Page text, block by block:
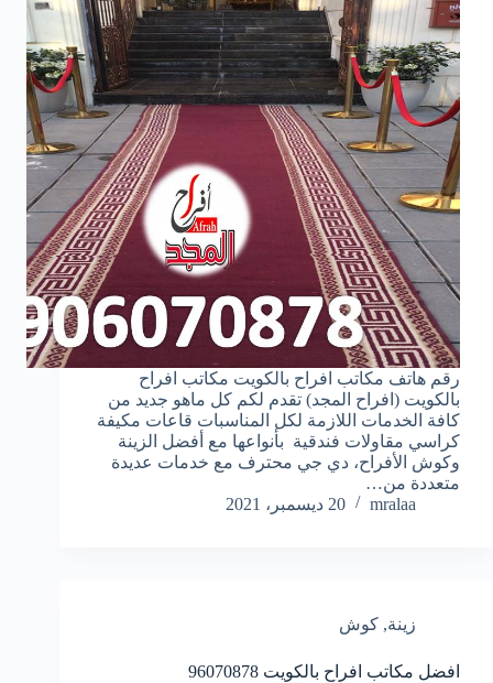
رقم هاتف مكاتب افراح بالكويت مكاتب افراح
بالكويت (افراح المجد) تقدم لكم كل ماهو جديد من
كافة الخدمات اللازمة لكل المناسبات قاعات مكيفة
كراسي مقاولات فندقية بأنواعها مع أفضل الزينة
وكوش الأفراح، دي جي محترف مع خدمات عديدة
متعددة من…
mralaa
20 ديسمبر، 2021
زينة, كوش
افضل مكاتب افراح بالكويت 96070878